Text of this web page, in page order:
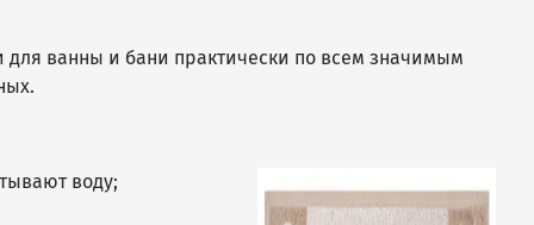
для ванны и бани практически по всем значимым
воду;